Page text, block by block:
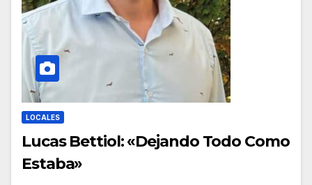
LOCALES
Lucas Bettiol: «Dejando Todo Como
Estaba»